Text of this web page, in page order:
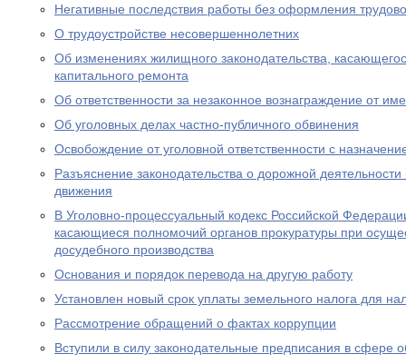
Негативные последствия работы без оформления
О трудоустройстве несовершеннолетних
Об изменениях жилищного законодательства,
капитального ремонта
Об ответственности за незаконное вознаграждение от
Об уголовных делах частно-публичного обвинения
Освобождение от уголовной ответственности с
Разъяснение законодательства о дорожной
движения
В Уголовно-процессуальный кодекс Российской
касающиеся полномочий органов прокуратуры при
досудебного производства
Основания и порядок перевода на другую работу
Установлен новый срок уплаты земельного налога для
Рассмотрение обращений о фактах коррупции
Вступили в силу законодательные предписания в сфере